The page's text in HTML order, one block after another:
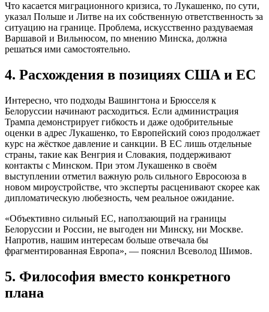
Что касается миграционного кризиса, то Лукашенко, по сути,
указал Польше и Литве на их собственную ответственность за
ситуацию на границе. Проблема, искусственно раздуваемая
Варшавой и Вильнюсом, по мнению Минска, должна
решаться ими самостоятельно.
4. Расхождения в позициях США и ЕС
Интересно, что подходы Вашингтона и Брюсселя к
Белоруссии начинают расходиться. Если администрация
Трампа демонстрирует гибкость и даже одобрительные
оценки в адрес Лукашенко, то Европейский союз продолжает
курс на жёсткое давление и санкции. В ЕС лишь отдельные
страны, такие как Венгрия и Словакия, поддерживают
контакты с Минском. При этом Лукашенко в своём
выступлении отметил важную роль сильного Евросоюза в
новом мироустройстве, что эксперты расценивают скорее как
дипломатическую любезность, чем реальное ожидание.
«Объективно сильный ЕС, наползающий на границы
Белоруссии и России, не выгоден ни Минску, ни Москве.
Напротив, нашим интересам больше отвечала бы
фрагментированная Европа», — пояснил Всеволод Шимов.
5. Философия вместо конкретного
плана